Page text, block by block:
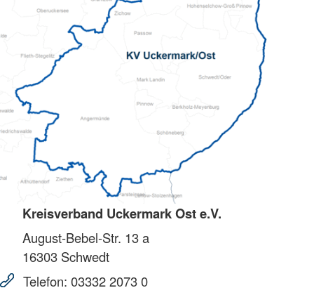
Kreisverband Uckermark Ost e.V.
August-Bebel-Str. 13 a
16303 Schwedt
Telefon: 03332 2073 0